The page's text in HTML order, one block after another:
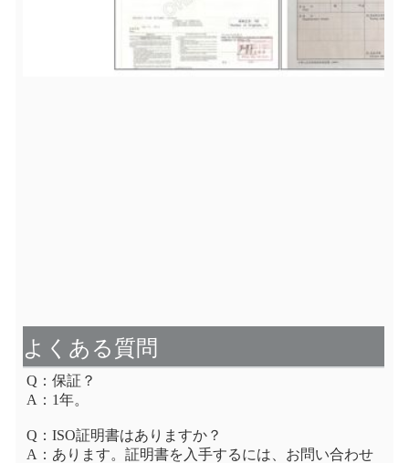
よくある質問
Q：保証？
A：1年。
Q：ISO証明書はありますか？
A：あります。証明書を入手するには、お問い合わせ